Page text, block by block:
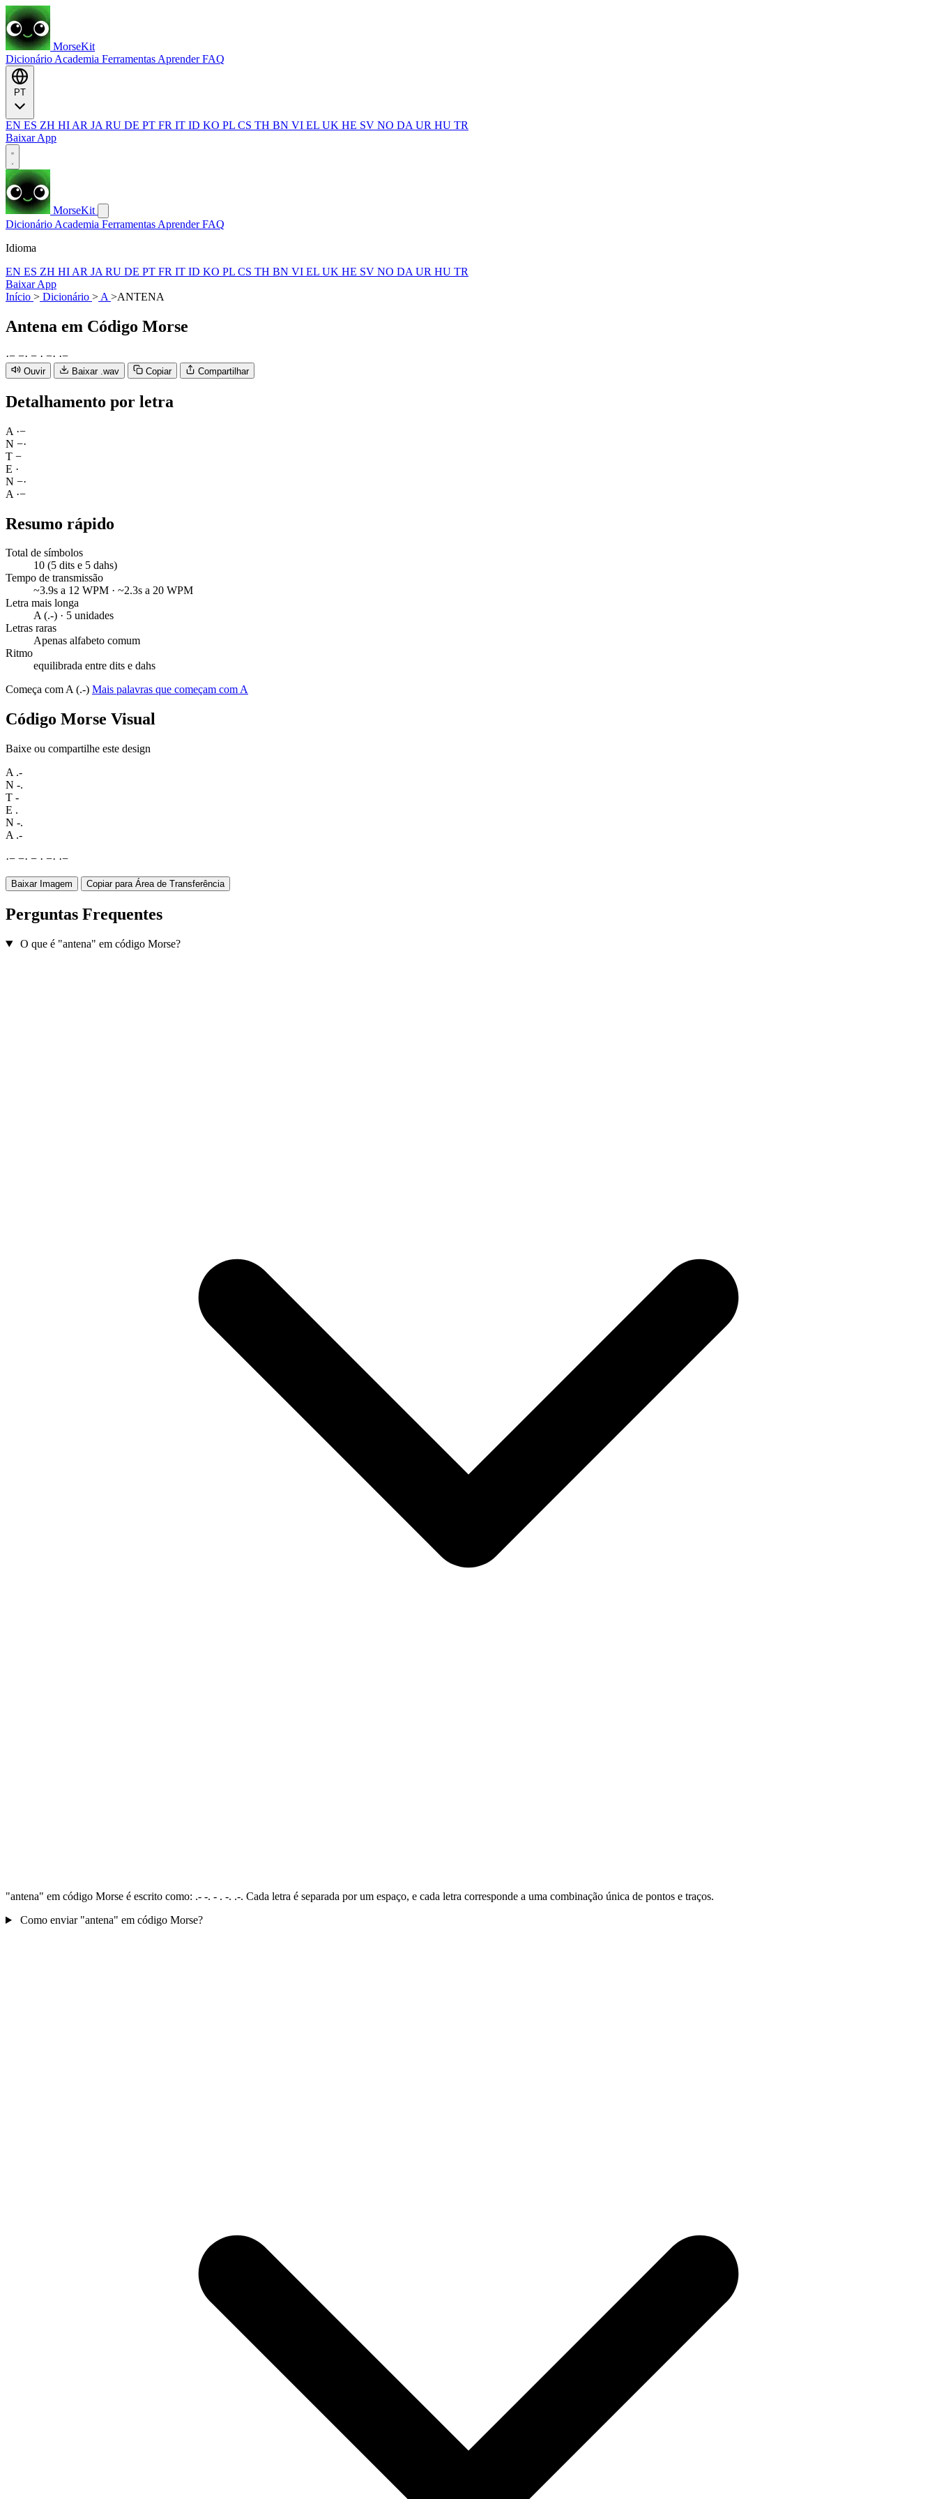
MorseKit
Dicionário Academia Ferramentas AprenderFAQ
EN ES ZH HI AR JA RU DE PT FR IT ID KO PL CS TH BN VI EL UK HE SV NO DA UR HU TR
Baixar App
MorseKit
Dicionário Academia Ferramentas AprenderFAQ
Idioma
EN ES ZH HI AR JA RU DE PT FR IT ID KO PL CS TH BN VI EL UK HE SV NO DA UR HU TR
Baixar App
Início > Dicionário > A >ANTENA
Antena em Código Morse
·− −· − · −· ·−
Ouvir Baixar .wav Copiar Compartilhar
Detalhamento por letra
A ·−
N −·
T −
E ·
N −·
A ·−
Resumo rápido
Total de símbolos
10 (5 dits e 5 dahs)
Tempo de transmissão
~3.9s a 12 WPM · ~2.3s a 20 WPM
Letra mais longa
A (.-) · 5 unidades
Letras raras
Apenas alfabeto comum
Ritmo
equilibrada entre dits e dahs
Começa com A (.-) Mais palavras que começam com A
Código Morse Visual
Baixe ou compartilhe este design
A .-
N -.
T -
E .
N -.
A .-
·− −· − · −· ·−
Baixar Imagem Copiar para Área de Transferência
Perguntas Frequentes
O que é "antena" em código Morse?
"antena" em código Morse é escrito como: .- -. - . -. .-. Cada letra é separada por um espaço, e cada letra corresponde a uma combinação única de pontos e traços.
Como enviar "antena" em código Morse?